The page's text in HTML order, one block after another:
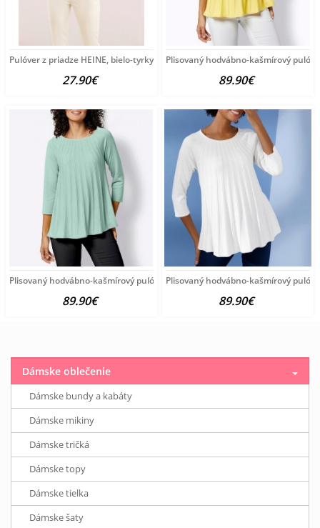
Pulóver z priadze HEINE, bielo-tyrkysový
27.90€
Plisovaný hodvábno-kašmírový
89.90€
Plisovaný hodvábno-kašmírový pulóver vzhľadom Création
89.90€
Plisovaný hodvábno-kašmírový
89.90€
Dámske oblečenie
Dámske bundy a kabáty
Dámske mikiny
Dámske tričká
Dámske topy
Dámske tielka
Dámske šaty